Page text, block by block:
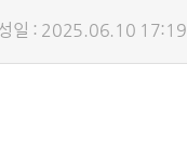
일 : 2025.06.10 17:19